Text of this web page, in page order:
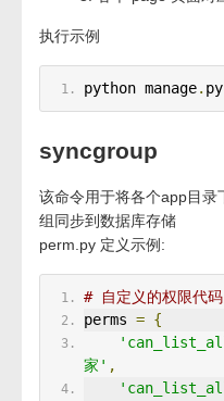
执行示例
python manage.
syncgroup
该命令用于将各个app目
组同步到数据库存储
perm.py 定义示例:
# 自定义的权限代码
perms = {
家' ,